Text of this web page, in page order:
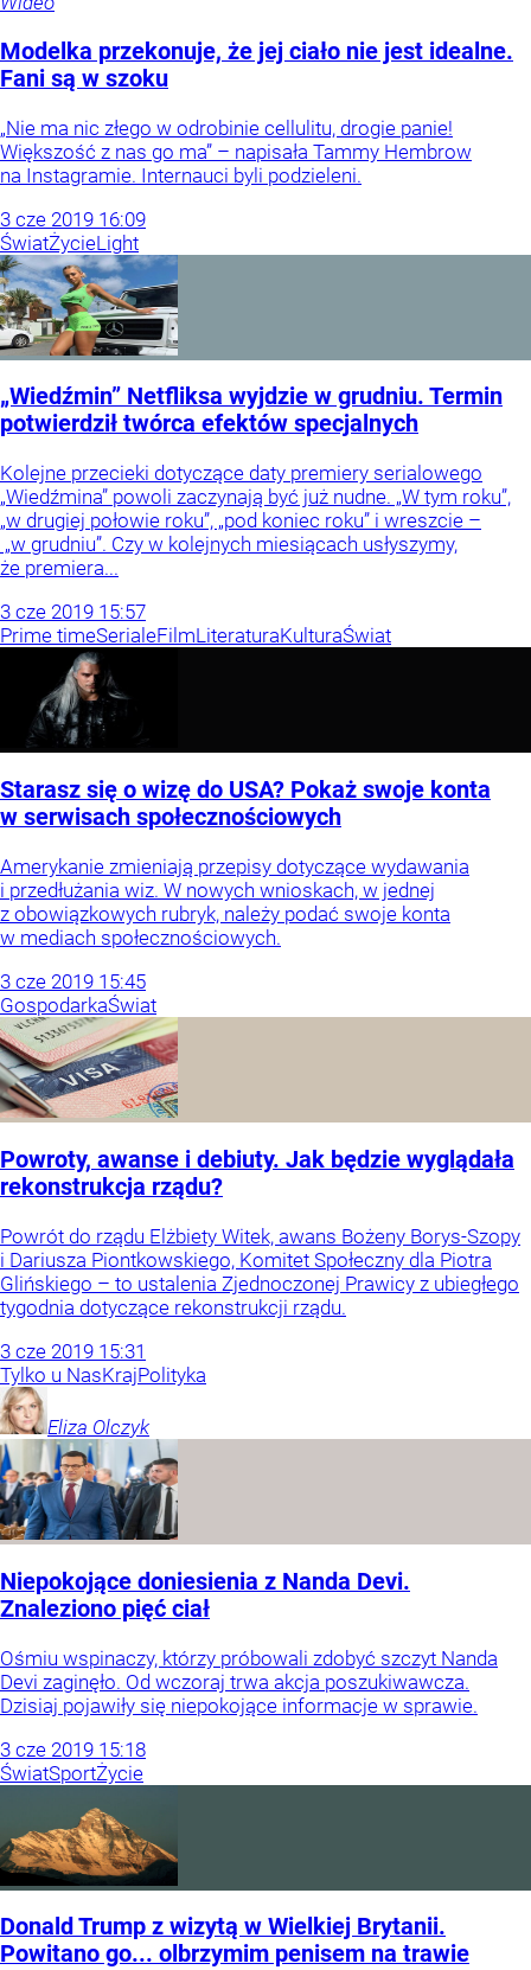
Modelka przekonuje, że jej ciało nie jest idealne.
Fani są w szoku
„Nie ma nic złego w odrobinie cellulitu, drogie panie!
Większość z nas go ma” – napisała Tammy Hembrow
na Instagramie. Internauci byli podzieleni.
3 cze 2019 16:09
ŚwiatŻycieLight
„Wiedźmin” Netfliksa wyjdzie w grudniu. Termin
potwierdził twórca efektów specjalnych
Kolejne przecieki dotyczące daty premiery serialowego
„Wiedźmina” powoli zaczynają być już nudne. „W tym roku”,
„w drugiej połowie roku”, „pod koniec roku” i wreszcie –
„w grudniu”. Czy w kolejnych miesiącach usłyszymy,
że premiera...
3 cze 2019 15:57
Prime timeSerialeFilmLiteraturaKulturaŚwiat
Starasz się o wizę do USA? Pokaż swoje konta
w serwisach społecznościowych
Amerykanie zmieniają przepisy dotyczące wydawania
i przedłużania wiz. W nowych wnioskach, w jednej
z obowiązkowych rubryk, należy podać swoje konta
w mediach społecznościowych.
3 cze 2019 15:45
GospodarkaŚwiat
Powroty, awanse i debiuty. Jak będzie wyglądała
rekonstrukcja rządu?
Powrót do rządu Elżbiety Witek, awans Bożeny Borys-Szopy
i Dariusza Piontkowskiego, Komitet Społeczny dla Piotra
Glińskiego – to ustalenia Zjednoczonej Prawicy z ubiegłego
tygodnia dotyczące rekonstrukcji rządu.
3 cze 2019 15:31
Tylko u NasKrajPolityka
Eliza Olczyk
Niepokojące doniesienia z Nanda Devi.
Znaleziono pięć ciał
Ośmiu wspinaczy, którzy próbowali zdobyć szczyt Nanda
Devi zaginęło. Od wczoraj trwa akcja poszukiwawcza.
Dzisiaj pojawiły się niepokojące informacje w sprawie.
3 cze 2019 15:18
ŚwiatSportŻycie
Donald Trump z wizytą w Wielkiej Brytanii.
Powitano go... olbrzymim penisem na trawie